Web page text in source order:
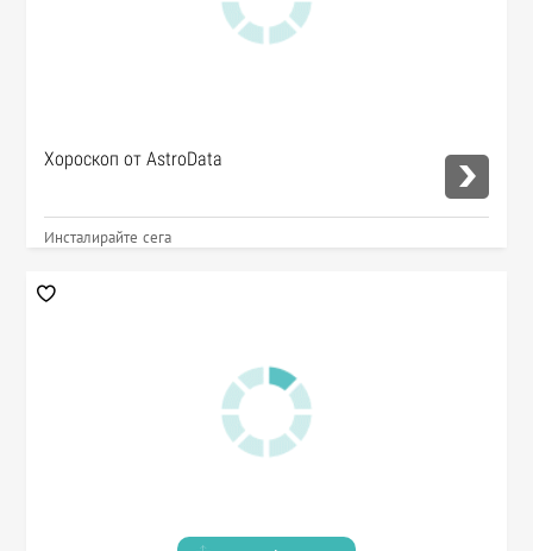
Хороскоп от AstroData
Инсталирайте сега